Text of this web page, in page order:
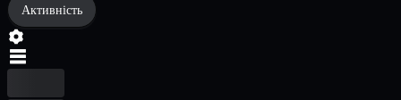
Активність